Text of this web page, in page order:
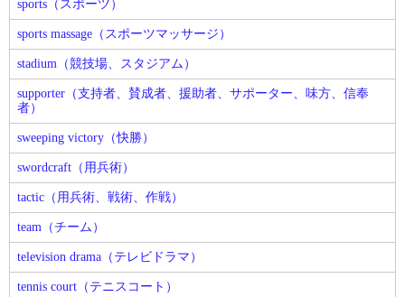
sports（スポーツ）
sports massage（スポーツマッサージ）
stadium（競技場、スタジアム）
supporter（支持者、賛成者、援助者、サポーター、味方、信奉
者）
sweeping victory（快勝）
swordcraft（用兵術）
tactic（用兵術、戦術、作戦）
team（チーム）
television drama（テレビドラマ）
tennis court（テニスコート）